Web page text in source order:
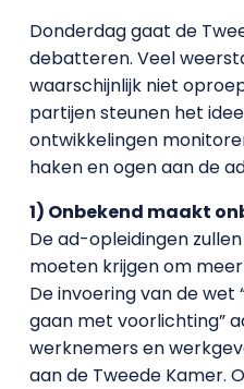
Donderdag gaat de
debatteren. Veel
waarschijnlijk niet
partijen steunen het
ontwikkelingen
haken en ogen aan de
1) Onbekend maakt
De ad-opleidingen
moeten krijgen om
De invoering van de
gaan met voorlichting”
werknemers en
aan de Tweede Kamer.